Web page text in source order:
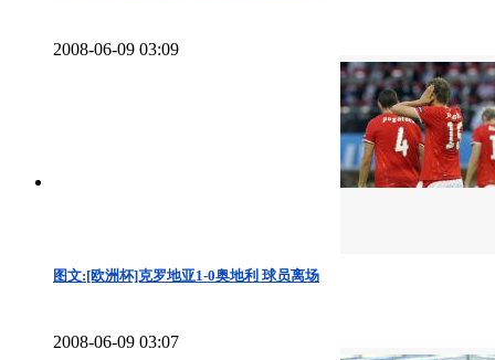
2008-06-09 03:09
图文:[欧洲杯]克罗地亚1-0奥地利 球员离场
2008-06-09 03:07